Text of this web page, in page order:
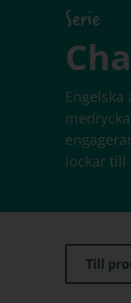
Serie
lockar till
Till